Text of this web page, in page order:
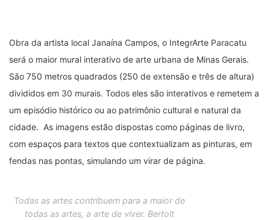
Obra da artista local Janaína Campos, o IntegrArte Paracatu
será o maior mural interativo de arte urbana de Minas Gerais.
São 750 metros quadrados (250 de extensão e três de altura)
divididos em 30 murais. Todos eles são interativos e remetem a
um episódio histórico ou ao patrimônio cultural e natural da
cidade. As imagens estão dispostas como páginas de livro,
com espaços para textos que contextualizam as pinturas, em
fendas nas pontas, simulando um virar de página.
Todas as artes contribuem para a maior de
todas as artes, a arte de viver. Bertolt